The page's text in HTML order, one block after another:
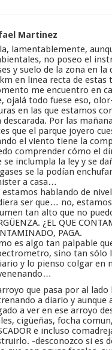
Martinez
lamentablemente,
no poseo el
y suelo de la zona en
en linea recta de estas
me encuentro en
ojalá todo fuese eso,
en las que estamos
descarada. Por las
que el parque joyero
el viento tiene la
comprender cómo el
se inclumpla la ley y se
se la podían
a casa…
estamos hablando de
ser que… no,
tan alto que no
¿EL QUE
PAGA.
es algo tan palpable
sino tan sólo
y lo pienso colgar en
que pasa por al
a diario y aunque
a ver en ese arroyo
cigüeñas, focha
e incluso
-desconozco si es